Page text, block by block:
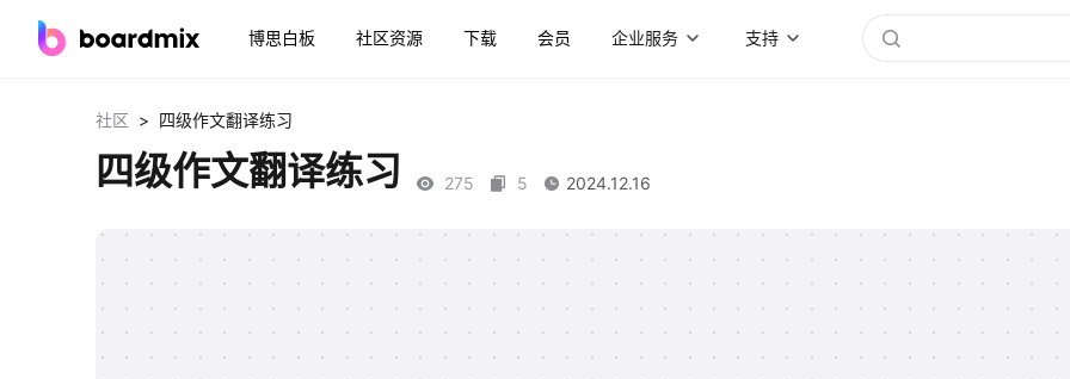
博思白板 社区资源 下载 会员 企业服务 支持
社区 > 四级作文翻译练习
四级作文翻译练习 275 5 2024.12.16